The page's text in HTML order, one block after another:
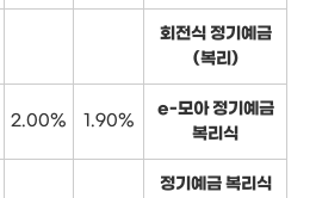
회전식 정기예금
(복리)
2.00% 1.90%
e-모아 정기예금
복리식
정기예금 복리식